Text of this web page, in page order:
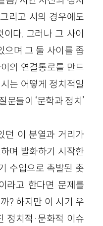
리고 시의 경우에도
다. 그러나 그 사이
으며 그 둘 사이를 좁
의 연결통로를 만드
는 어떻게 정치적일
문들이 ‘문학과 정치’
던 이 분열과 거리가
며 발화하기 시작한
수입으로 촉발된 촛
라고 한다면 문제를
? 하지만 이 시기 우
정치적·문화적 이슈